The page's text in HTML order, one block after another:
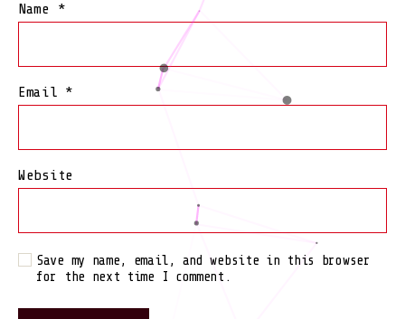
Name *
Email *
Website
Save my name, email, and website in this browser
for the next time I comment.